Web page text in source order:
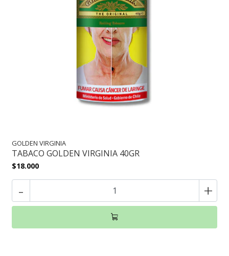
GOLDEN VIRGINIA
TABACO GOLDEN VIRGINIA 40GR
$18.000
- +